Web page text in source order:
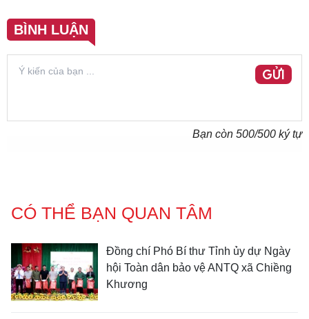
BÌNH LUẬN
GỬI
Bạn còn 500/500 ký tự
CÓ THỂ BẠN QUAN TÂM
Đồng chí Phó Bí thư Tỉnh ủy dự Ngày
hội Toàn dân bảo vệ ANTQ xã Chiềng
Khương